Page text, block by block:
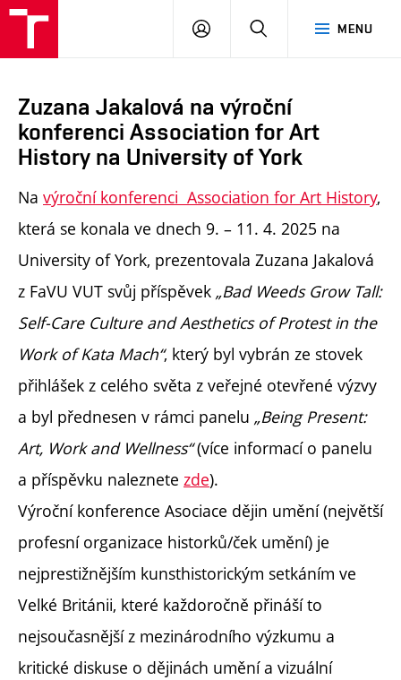
MENU
PŘIHLÁSIT
Zuzana Jakalová na výroční
konferenci Association for Art
History na University of York
Na výroční konferenci Association for Art History,
která se konala ve dnech 9. – 11. 4. 2025 na
University of York, prezentovala Zuzana Jakalová
z FaVU VUT svůj příspěvek „Bad Weeds Grow Tall:
Self-Care Culture and Aesthetics of Protest in the
Work of Kata Mach“, který byl vybrán ze stovek
přihlášek z celého světa z veřejné otevřené výzvy
a byl přednesen v rámci panelu „Being Present:
Art, Work and Wellness“(více informací o panelu
a příspěvku naleznete zde).
Výroční konference Asociace dějin umění (největší
profesní organizace historků/ček umění) je
nejprestižnějším kunsthistorickým setkáním ve
Velké Británii, které každoročně přináší to
nejsoučasnější z mezinárodního výzkumu a
kritické diskuse o dějinách umění a vizuální